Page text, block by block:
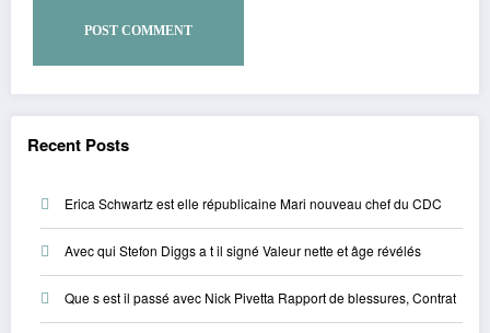
Recent Posts
Erica Schwartz est elle républicaine Mari nouveau chef du CDC
Avec qui Stefon Diggs a t il signé Valeur nette et âge révélés
Que s est il passé avec Nick Pivetta Rapport de blessures, Contrat